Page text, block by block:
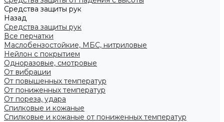
Средства защиты рук
Назад
Средства защиты рук
Все перчатки
Маслобензостойкие, МБС, нитриловые
Нейлон с покрытием
Одноразовые, смотровые
От вибрации
От повышенных температур
От пониженных температур
От пореза, удара
Спилковые и кожаные
Спилковые и кожаные от пониженных температур